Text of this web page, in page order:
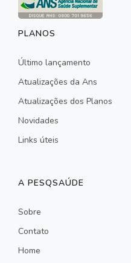
PLANOS
Último lançamento
Atualizações da Ans
Atualizações dos Planos
Novidades
Links úteis
A PESQSAÚDE
Sobre
Contato
Home